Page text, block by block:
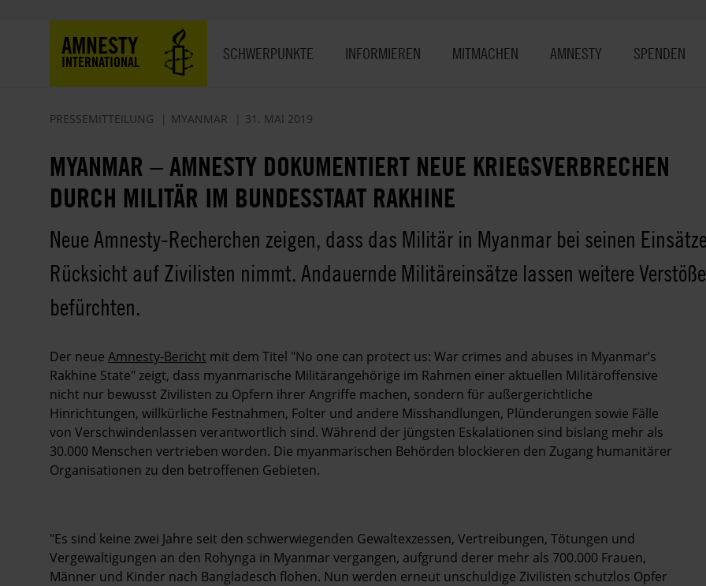
AMNESTY
INTERNATIONAL SCHWERPUNKTE INFORMIEREN MITMACHEN AMNESTY SPENDEN
PRESSEMITTEILUNG MYANMAR 31. MAI 2019
MYANMAR – AMNESTY DOKUMENTIERT NEUE KRIEGSVERBRECHEN
DURCH MILITÄR IM BUNDESSTAAT RAKHINE
Neue Amnesty-Recherchen zeigen, dass das Militär in Myanmar bei seinen
Rücksicht auf Zivilisten nimmt. Andauernde Militäreinsätze lassen weitere
befürchten.
Der neue Amnesty-Bericht mit dem Titel "No one can protect us: War crimes and abuses in Myanmar’s
Rakhine State" zeigt, dass myanmarische Militärangehörige im Rahmen einer aktuellen Militäroffensive
nicht nur bewusst Zivilisten zu Opfern ihrer Angriffe machen, sondern für außergerichtliche
Hinrichtungen, willkürliche Festnahmen, Folter und andere Misshandlungen, Plünderungen sowie Fälle
von Verschwindenlassen verantwortlich sind. Während der jüngsten Eskalationen sind bislang mehr als
30.000 Menschen vertrieben worden. Die myanmarischen Behörden blockieren den Zugang humanitärer
Organisationen zu den betroffenen Gebieten.
"Es sind keine zwei Jahre seit den schwerwiegenden Gewaltexzessen, Vertreibungen, Tötungen und
Vergewaltigungen an den Rohynga in Myanmar vergangen, aufgrund derer mehr als 700.000 Frauen,
Männer und Kinder nach Bangladesch flohen. Nun werden erneut unschuldige Zivilisten schutzlos Opfer